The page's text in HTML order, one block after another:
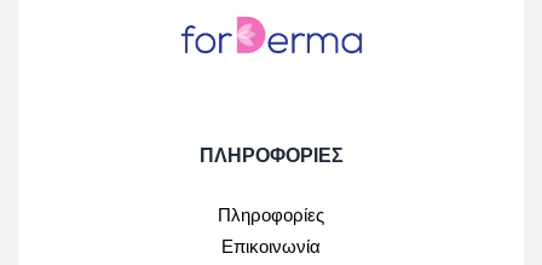
ΠΛΗΡΟΦΟΡΙΕΣ
Πληροφορίες
Επικοινωνία